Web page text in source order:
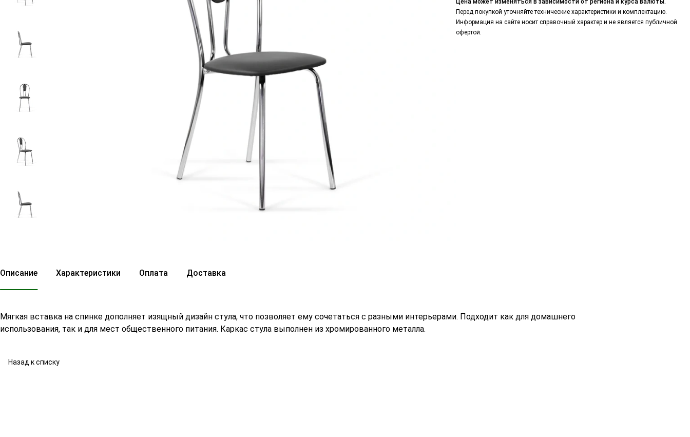
Цена может изменяться в зависимости от региона и курса валюты.
Перед покупкой уточняйте технические характеристики и комплектацию.
Информация на сайте носит справочный характер и не является публичной
офертой.
Описание Характеристики Оплата Доставка
Мягкая вставка на спинке дополняет изящный дизайн стула, что позволяет ему сочетаться с разными интерьерами. Подходит как для домашнего
использования, так и для мест общественного питания. Каркас стула выполнен из хромированного металла.
Назад к списку